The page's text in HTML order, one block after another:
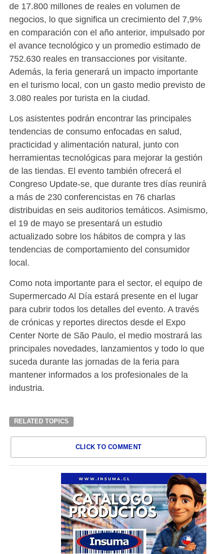
de 17.800 millones de reales en volumen de
negocios, lo que significa un crecimiento del 7,9%
en comparación con el año anterior, impulsado por
el avance tecnológico y un promedio estimado de
752.630 reales en transacciones por visitante.
Además, la feria generará un impacto importante
en el turismo local, con un gasto medio previsto de
3.080 reales por turista en la ciudad.
​Los asistentes podrán encontrar las principales
tendencias de consumo enfocadas en salud,
practicidad y alimentación natural, junto con
herramientas tecnológicas para mejorar la gestión
de las tiendas. El evento también ofrecerá el
Congreso Update-se, que durante tres días reunirá
a más de 230 conferencistas en 76 charlas
distribuidas en seis auditorios temáticos. Asimismo,
el 19 de mayo se presentará un estudio
actualizado sobre los hábitos de compra y las
tendencias de comportamiento del consumidor
local.
​Como nota importante para el sector, el equipo de
Supermercado Al Día estará presente en el lugar
para cubrir todos los detalles del evento. A través
de crónicas y reportes directos desde el Expo
Center Norte de São Paulo, el medio mostrará las
principales novedades, lanzamientos y todo lo que
suceda durante las jornadas de la feria para
mantener informados a los profesionales de la
industria.
RELATED TOPICS
CLICK TO COMMENT